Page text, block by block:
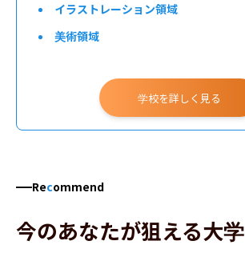
イラストレーション領域
美術領域
空間デザイン領域学校を詳しく見る
Recommend
今のあなたが狙える大学